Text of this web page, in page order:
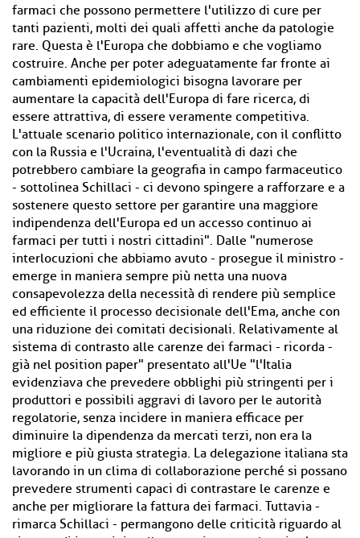
farmaci che possono permettere l'utilizzo di cure per
tanti pazienti, molti dei quali affetti anche da patologie
rare. Questa è l'Europa che dobbiamo e che vogliamo
costruire. Anche per poter adeguatamente far fronte ai
cambiamenti epidemiologici bisogna lavorare per
aumentare la capacità dell'Europa di fare ricerca, di
essere attrattiva, di essere veramente competitiva.
L'attuale scenario politico internazionale, con il conflitto
con la Russia e l'Ucraina, l'eventualità di dazi che
potrebbero cambiare la geografia in campo farmaceutico
- sottolinea Schillaci - ci devono spingere a rafforzare e a
sostenere questo settore per garantire una maggiore
indipendenza dell'Europa ed un accesso continuo ai
farmaci per tutti i nostri cittadini". Dalle "numerose
interlocuzioni che abbiamo avuto - prosegue il ministro -
emerge in maniera sempre più netta una nuova
consapevolezza della necessità di rendere più semplice
ed efficiente il processo decisionale dell'Ema, anche con
una riduzione dei comitati decisionali. Relativamente al
sistema di contrasto alle carenze dei farmaci - ricorda -
già nel position paper" presentato all'Ue "l'Italia
evidenziava che prevedere obblighi più stringenti per i
produttori e possibili aggravi di lavoro per le autorità
regolatorie, senza incidere in maniera efficace per
diminuire la dipendenza da mercati terzi, non era la
migliore e più giusta strategia. La delegazione italiana sta
lavorando in un clima di collaborazione perché si possano
prevedere strumenti capaci di contrastare le carenze e
anche per migliorare la fattura dei farmaci. Tuttavia -
rimarca Schillaci - permangono delle criticità riguardo al